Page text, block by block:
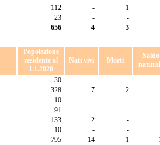
112 -
1
23 -
-
656 4
3
Popolazione
residente al
1.1.2020
Nati vivi Morti
Saldo
30 -
-
328 7
2
10 -
-
91 -
-
133 2
-
10 -
-
795 14 1